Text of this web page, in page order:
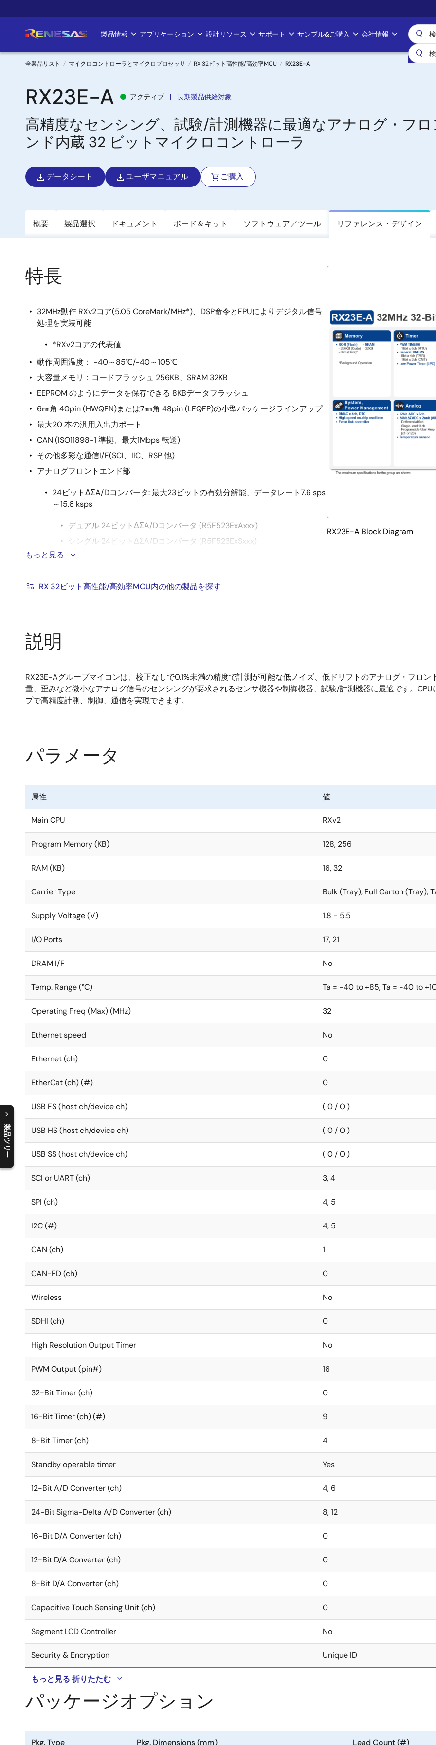
イ
ン
Main
navigation
製品情報 アプリケーション 設計リソース サポート サンプル&ご購入 会社情報
パ
ン
く
ず
全製品リスト マイクロコントローラとマイクロプロセッサ RX 32ビット高性能/高効率MCU RX23E-A
RX23E-A アクティブ 長期製品供給対象
高精度なセンシング、試験/計測機器に最適なアナログ・フ
ンド内蔵 32 ビットマイクロコントローラ
データシート ユーザマニュアル ご購入
概要 製品選択 ドキュメント ボード＆キット ソフトウェア／ツール リファレンス・デザイン
製品ツリー
C
l
o
s
e
p
r
o
d
u
c
t
t
r
e
e
m
e
n
O
p
e
n
p
r
o
d
u
c
t
t
r
e
e
m
e
n
特長
32MHz動作 RXv2コア(5.05 CoreMark/MHz*)、DSP命令とFPUによりデジタル信号
処理を実装可能
*RXv2コアの代表値
動作周囲温度： -40～85℃/-40～105℃
大容量メモリ：コードフラッシュ 256KB、SRAM 32KB
EEPROM のようにデータを保存できる 8KBデータフラッシュ
6㎜角 40pin (HWQFN)または7㎜角 48pin (LFQFP)の小型パッケージラインアップ
最大20 本の汎用入出力ポート
CAN (ISO11898-1 準拠、最大1Mbps 転送)
その他多彩な通信I/F(SCI、IIC、RSPI他)
アナログフロントエンド部
24ビットΔΣA/Dコンバータ: 最大23ビットの有効分解能、データレート7.6 sps
～15.6 ksps
デュアル 24ビットΔΣA/Dコンバータ (R5F523ExAxxx)
シングル 24ビットΔΣA/Dコンバータ (R5F523ExSxxx)
PGA：最大128倍まで設定可能なレールツーレール入力PGA。オフセットドリ
フト10 nV/℃、ゲインドリフト1 ppm/℃
基準電圧源：温度安定性にすぐれた10 ppm/℃の低温度ドリフト特性
もっと見る
RX 32ビット高性能/高効率MCU内の他の製品を探す
RX23E-A Block Diagram
説明
RX23E-Aグループマイコンは、校正なしで0.1%未満の精度で計測が可能な低ノイズ、低ドリフトのアナログ・フロ
量、歪みなど微小なアナログ信号のセンシングが要求されるセンサ機器や制御機器、試験/計測機器に最適です。CPU
プで高精度計測、制御、通信を実現できます。
パラメータ
属性 値
Main CPU RXv2
Program Memory (KB) 128, 256
RAM (KB) 16, 32
Carrier Type Bulk (Tray), Full Carton (Tray),
Supply Voltage (V) 1.8 - 5.5
I/O Ports 17, 21
DRAM I/F No
Temp. Range (°C) Ta = -40 to +85, Ta = -40 to
Operating Freq (Max) (MHz) 32
Ethernet speed No
Ethernet (ch) 0
EtherCat (ch) (#) 0
USB FS (host ch/device ch) ( 0 / 0 )
USB HS (host ch/device ch) ( 0 / 0 )
USB SS (host ch/device ch) ( 0 / 0 )
SCI or UART (ch) 3, 4
SPI (ch) 4, 5
I2C (#) 4, 5
CAN (ch) 1
CAN-FD (ch) 0
Wireless No
SDHI (ch) 0
High Resolution Output Timer No
PWM Output (pin#) 16
32-Bit Timer (ch) 0
16-Bit Timer (ch) (#) 9
8-Bit Timer (ch) 4
Standby operable timer Yes
12-Bit A/D Converter (ch) 4, 6
24-Bit Sigma-Delta A/D Converter (ch) 8, 12
16-Bit D/A Converter (ch) 0
12-Bit D/A Converter (ch) 0
8-Bit D/A Converter (ch) 0
Capacitive Touch Sensing Unit (ch) 0
Segment LCD Controller No
Security & Encryption Unique ID
もっと見る 折りたたむ
パッケージオプション
Pkg. Type Pkg. Dimensions (mm) Lead Count (#)